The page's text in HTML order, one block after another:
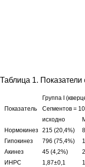
Таблица 1.
Показатель
Группа I
Сегментов =
исходно
Нормокинез
215 (20,4%)
Гипокинез
796 (75,4%)
Акинез
45 (4,2%)
ИНРС
1,87±0,1